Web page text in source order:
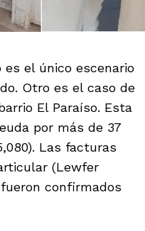
es el único escenario
Otro es el caso de
El Paraíso. Esta
por más de 37
Las facturas
(Lewfer
confirmados